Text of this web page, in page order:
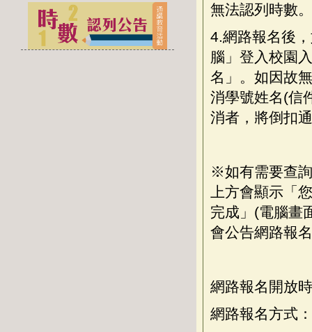
無法認列時數。
4.網路報名後
腦」登入校園
名」。如因故
消學號姓名(信
消者，將倒扣
※如有需要查
上方會顯示「
完成」(電腦畫
會公告網路報
網路報名開放
網路報名方式